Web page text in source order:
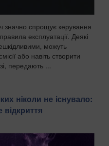
значно спрощує керування
експлуатації. Деякі
можуть
або навіть створити
передають ...
ніколи не існувало: